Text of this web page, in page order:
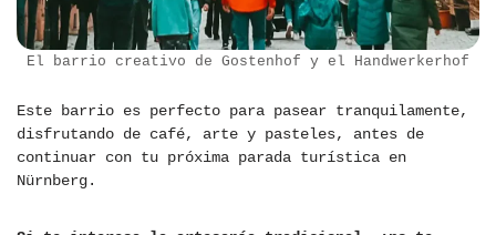
El barrio creativo de Gostenhof y el Handwerkerhof
Este barrio es perfecto para pasear tranquilamente,
disfrutando de café, arte y pasteles, antes de
continuar con tu próxima parada turística en
Nürnberg.